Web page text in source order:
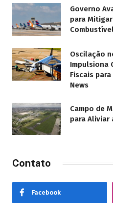
Governo
para
Oscilação
Impulsiona
Fiscais
News
Campo de
para Aliviar
Contato
Facebook